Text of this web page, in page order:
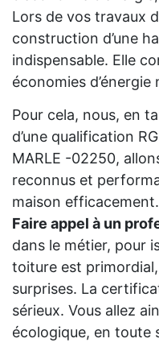
Lors de vos travaux
construction d’une
indispensable. Elle
économies
Pour cela, nous, en
d’une qualification
MARLE -02250,
reconnus et
maison efficacement.
Faire appel à un
dans le métier, pour
toiture est primordial,
surprises. La
sérieux. Vous allez
écologique, en toute